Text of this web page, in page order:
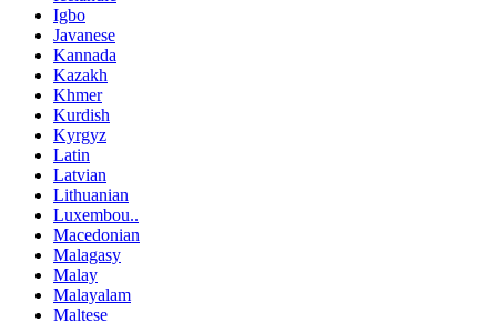
Igbo
Javanese
Kannada
Kazakh
Khmer
Kurdish
Kyrgyz
Latin
Latvian
Lithuanian
Luxembou..
Macedonian
Malagasy
Malay
Malayalam
Maltese